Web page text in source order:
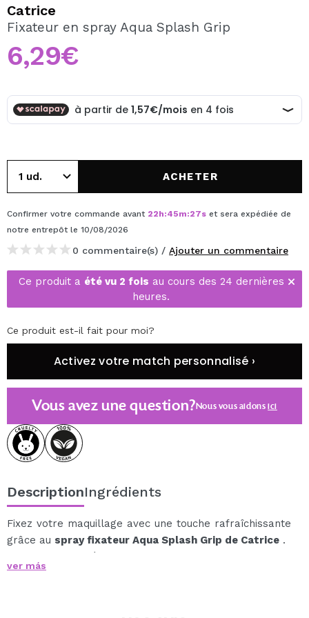
En créant un compte sur Maquibeauty.fr vous pourrez
effectuer vos achats rapidement, vérifier l'état de vos
commandes et consulter vos opérations précédentes.
CRÉER UN COMPTE
Catrice
Fixateur en spray Aqua Splash Grip
6,29€
ACHETER
Confirmer votre commande avant 22h:45m:26set sera expédiée de
notre entrepôt le 10/08/2026
0 commentaire(s) / Ajouter un commentaire
Ce produit a été vu 2 fois au cours des 24 dernières
heures.
Ce produit est-il fait pour moi?
Activez votre match personnalisé ›
Vous avez une question?Nous vous aidonsici
DescriptionIngrédients
Fixez votre maquillage avec une touche rafraîchissante
grâce au spray fixateur Aqua Splash Grip de Catrice .
Sa teinte bleue éclatante dissimule une formule haute
performance qui garantit un maquillage longue tenue
ver más